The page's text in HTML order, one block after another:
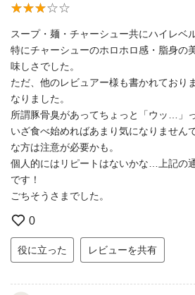
スープ・麺・チャーシュー共にハイレベ
特にチャーシューのホロホロ感・脂身の
味しさでした。
ただ、他のレビュアー様も書かれており
なりました。
所謂豚骨臭があってちょっと「ウッ…」
いざ食べ始めればあまり気になりません
な方は注意が必要かも。
個人的にはリピートはないかな…上記の
です！
ごちそうさまでした。
0
役に立った レビューを共有